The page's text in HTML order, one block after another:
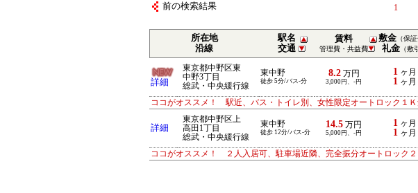
前の検索結果 1
所在地
沿線
駅名
交通
賃料
管理費・共益費
敷金 （保証
礼金 （敷
詳細
東京都中野区東
中野3丁目
総武・中央緩行線
東中野
徒歩 5分/バス-分
8.2万円
3,000円、-円
1 ヶ月
1 ヶ月
ココがオススメ！ 駅近、バス・トイレ別、女性限定オートロック１Ｋ
詳細
東京都中野区上
高田1丁目
総武・中央緩行線
東中野
徒歩 12分/バス-分
14.5 万円
5,000円、-円
1 ヶ月
1 ヶ月
ココがオススメ！ ２人入居可、駐車場近隣、完全振分オートロック